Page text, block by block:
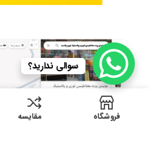
سوالی ندارید؟
فروشگاه مقایسه